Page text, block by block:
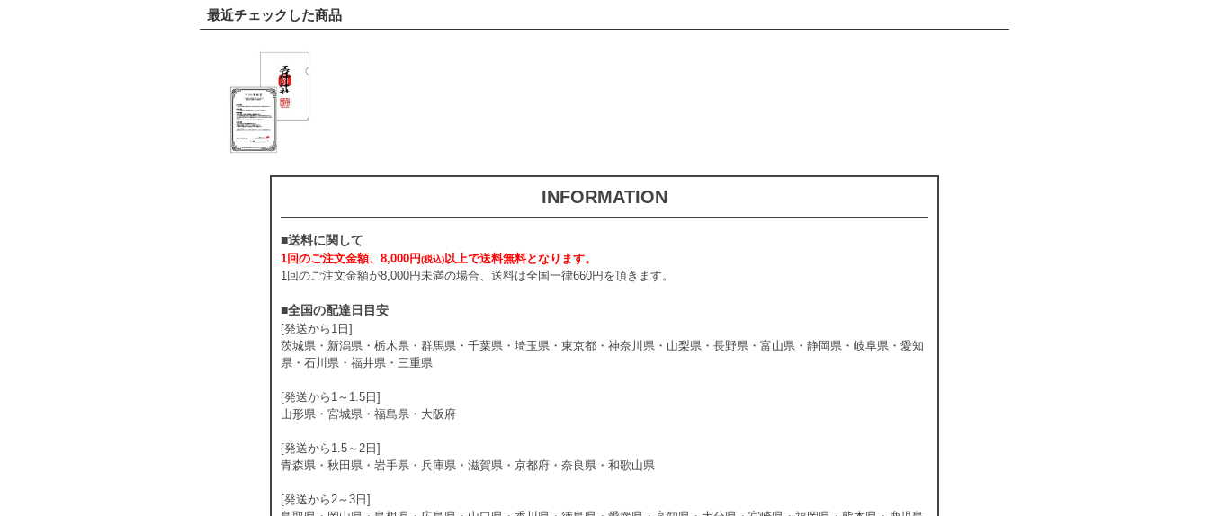
最近チェックした商品
INFORMATION
■送料に関して
1回のご注文金額、8,000円(税込)以上で送料無料となります。
1回のご注文金額が8,000円未満の場合、送料は全国一律660円を頂きます。
■全国の配達日目安
[発送から1日]
茨城県・新潟県・栃木県・群馬県・千葉県・埼玉県・東京都・神奈川県・山梨県・長野県・富山県・静岡県・岐阜県・愛知
県・石川県・福井県・三重県
[発送から1～1.5日]
山形県・宮城県・福島県・大阪府
[発送から1.5～2日]
青森県・秋田県・岩手県・兵庫県・滋賀県・京都府・奈良県・和歌山県
[発送から2～3日]